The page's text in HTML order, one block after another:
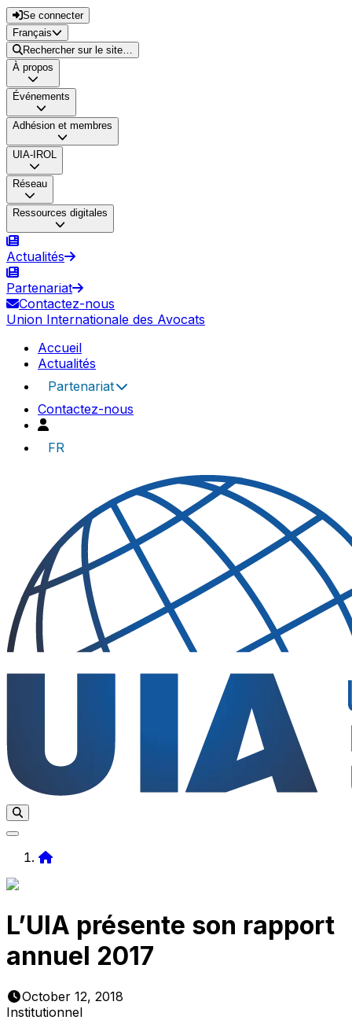
Se connecter
Français
Rechercher sur le site…
À propos
Événements
Adhésion et membres
UIA-IROL
Réseau
Ressources digitales
Actualités
Partenariat
Contactez-nous
Union Internationale des Avocats
Accueil
Actualités
Partenariat
Contactez-nous
FR
L’UIA présente son rapport
annuel 2017
October 12, 2018
Institutionnel